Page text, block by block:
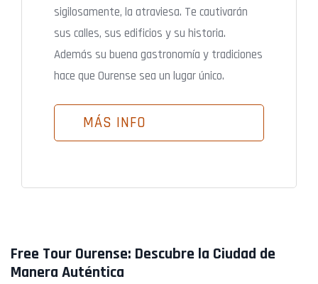
sigilosamente, la atraviesa. Te cautivarán
sus calles, sus edificios y su historia.
Además su buena gastronomía y tradiciones
hace que Ourense sea un lugar único.
MÁS INFO
Free Tour Ourense: Descubre la Ciudad de
Manera Auténtica